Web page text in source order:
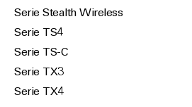
Serie Stealth Wireless
Serie TS4
Serie TS-C
Serie TX3
Serie TX4